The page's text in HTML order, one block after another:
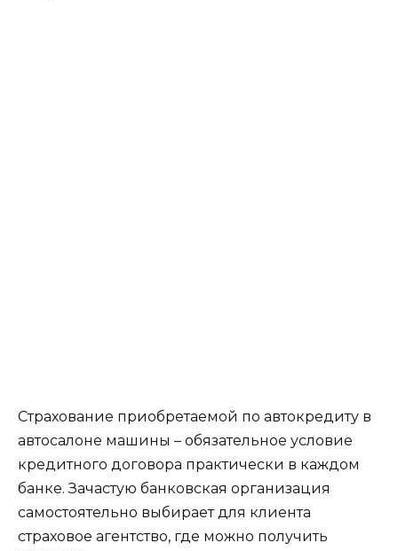
Страхование приобретаемой по автокредиту в
автосалоне машины – обязательное условие
кредитного договора практически в каждом
банке. Зачастую банковская организация
самостоятельно выбирает для клиента
страховое агентство, где можно получить